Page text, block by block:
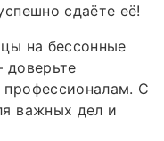
сдаёте её!
на бессонные
доверьте
С
важных дел и